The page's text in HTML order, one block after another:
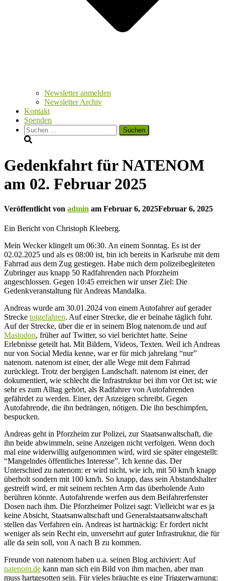
Newsletter anmelden
Newsletter Archiv
Kontakt
Spenden
Suchen
nach:
Gedenkfahrt für NATENOM
am 02. Februar 2025
Veröffentlicht von admin am Februar 6, 2025Februar 6, 2025
Ein Bericht von Christoph Kleeberg.
Mein Wecker klingelt um 06:30. An einem Sonntag. Es ist der
02.02.2025 und als es 08:00 ist, bin ich bereits in Karlsruhe mit dem
Fahrrad aus dem Zug gestiegen. Habe mich dem polizeibegleiteten
Zubringer aus knapp 50 Radfahrenden nach Pforzheim
angeschlossen. Gegen 10:45 erreichen wir unser Ziel: Die
Gedenkveranstaltung für Andreas Mandalka.
Andreas wurde am 30.01.2024 von einem Autofahrer auf gerader
Strecke totgefahren. Auf einer Strecke, die er beinahe täglich fuhr.
Auf der Strecke, über die er in seinem Blog natenom.de und auf
Mastodon, früher auf Twitter, so viel berichtet hatte. Seine
Erlebnisse geteilt hat. Mit Bildern, Videos, Texten. Weil ich Andreas
nur von Social Media kenne, war er für mich jahrelang “nur”
natenom. natenom ist einer, der alle Wege mit dem Fahrrad
zurücklegt. Trotz der bergigen Landschaft. natenom ist einer, der
dokumentiert, wie schlecht die Infrastruktur bei ihm vor Ort ist; wie
sehr es zum Alltag gehört, als Radfahrer von Autofahrenden
gefährdet zu werden. Einer, der Anzeigen schreibt. Gegen
Autofahrende, die ihn bedrängen, nötigen. Die ihn beschimpfen,
bespucken.
Andreas geht in Pforzheim zur Polizei, zur Staatsanwaltschaft, die
ihn beide abwimmeln, seine Anzeigen nicht verfolgen. Wenn doch
mal eine widerwillig aufgenommen wird, wird sie später eingestellt:
“Mangelndes öffentliches Interesse”. Ich kenne das. Der
Unterschied zu natenom: er wird nicht, wie ich, mit 50 km/h knapp
überholt sondern mit 100 km/h. So knapp, dass sein Abstandshalter
gestreift wird, er mit seinem rechten Arm das überholende Auto
berühren könnte. Autofahrende werfen aus dem Beifahrerfenster
Dosen nach ihm. Die Pforzheimer Polizei sagt: Vielleicht war es ja
keine Absicht, Staatsanwaltschaft und Generalstaatsanwaltschaft
stellen das Verfahren ein. Andreas ist hartnäckig: Er fordert nicht
weniger als sein Recht ein, unversehrt auf guter Infrastruktur, die für
alle da sein soll, von A nach B zu kommen.
Freunde von natenom haben u.a. seinen Blog archiviert: Auf
natenom.de kann man sich ein Bild von ihm machen, aber man
muss hartgesotten sein. Für vieles bräuchte es eine Triggerwarnung: